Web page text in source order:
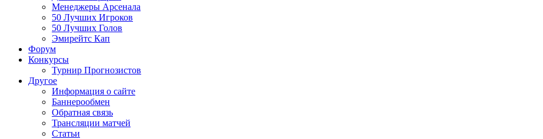
Менеджеры Арсенала
50 Лучших Игроков
50 Лучших Голов
Эмирейтс Кап
Форум
Конкурсы
Турнир Прогнозистов
Другое
Информация о сайте
Баннерообмен
Обратная связь
Трансляции матчей
Статьи